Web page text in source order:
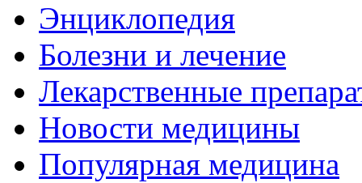
Энциклопедия
Болезни и лечение
Лекарственные
Новости медицины
Популярная медицина